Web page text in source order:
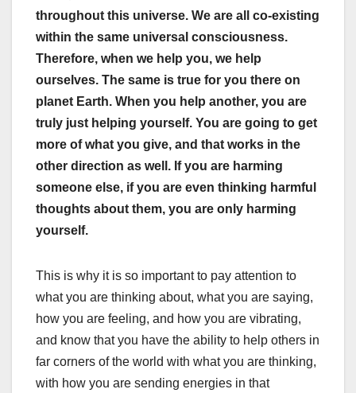
throughout this universe. We are all co-existing
within the same universal consciousness.
Therefore, when we help you, we help
ourselves. The same is true for you there on
planet Earth. When you help another, you are
truly just helping yourself. You are going to get
more of what you give, and that works in the
other direction as well. If you are harming
someone else, if you are even thinking harmful
thoughts about them, you are only harming
yourself.
This is why it is so important to pay attention to
what you are thinking about, what you are saying,
how you are feeling, and how you are vibrating,
and know that you have the ability to help others in
far corners of the world with what you are thinking,
with how you are sending energies in that